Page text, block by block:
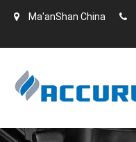
Ma'anShan China